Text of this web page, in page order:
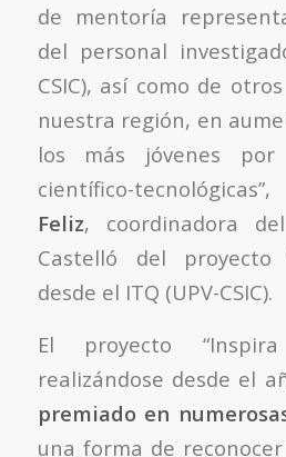
de mentoría
del personal
CSIC), así como de
nuestra región, en
los más jóvenes por
científico-
Feliz, coordinadora
Castelló del proyecto
desde el ITQ (UPV-CSIC).
El proyecto
realizándose desde el
premiado en
una forma de